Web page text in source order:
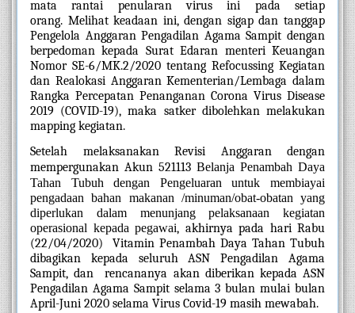
mata rantai penularan virus ini pada setiap
orang. Melihat keadaan ini, dengan sigap dan tanggap
Pengelola Anggaran Pengadilan Agama Sampit dengan
berpedoman kepada Surat Edaran menteri Keuangan
Nomor SE-6/MK.2/2020 tentang Refocussing Kegiatan
dan Realokasi Anggaran Kementerian/Lembaga dalam
Rangka Percepatan Penanganan Corona Virus Disease
2019 (COVID-19), maka satker dibolehkan melakukan
mapping kegiatan.
Setelah melaksanakan Revisi Anggaran dengan
mempergunakan Akun 521113 Belanja Penambah Daya
Tahan Tubuh dengan Pengeluaran untuk membiayai
pengadaan bahan makanan /minuman/obat-obatan yang
diperlukan dalam menunjang pelaksanaan kegiatan
operasional kepada pegawai, akhirnya pada hari Rabu
(22/04/2020)  Vitamin Penambah Daya Tahan Tubuh
dibagikan kepada seluruh ASN Pengadilan Agama
Sampit, dan  rencananya akan diberikan kepada ASN
Pengadilan Agama Sampit selama 3 bulan mulai bulan
April-Juni 2020 selama Virus Covid-19 masih mewabah.